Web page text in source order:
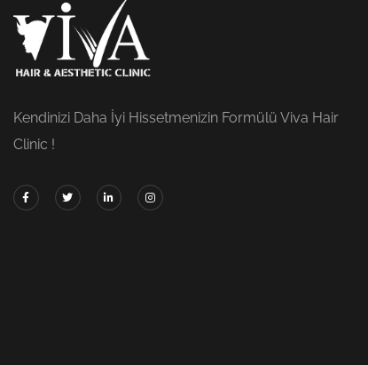
Kendinizi Daha İyi Hissetmenizin Formülü Viva Hair
Clinic !